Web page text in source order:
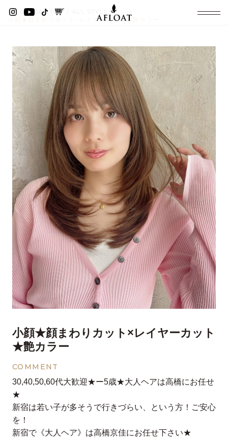
AFLOAT TOP
ALL STYLES
小顔★顔まわりカット×レイヤーカット★艶カラー
小顔★顔まわりカット×レイヤーカット
★艶カラー
COMMENT
30,40,50,60代大歓迎★ー5歳★大人ヘアは高橋にお任せ
★
新宿は若い子が多そうで行きづらい、という方！ご安心
を！
新宿で《大人ヘア》は高橋京佳にお任せ下さい★